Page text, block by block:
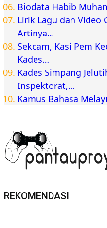
Biodata Habib
Lirik Lagu dan Video
Artinya…
Sekcam, Kasi Pem
Kades…
Kades Simpang
Inspektorat,…
Kamus Bahasa
REKOMENDASI